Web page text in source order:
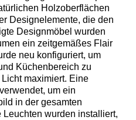
Holzoberflächen
Designelemente, die den
Designmöbel wurden
ein zeitgemäßes Flair
neu konfiguriert, um
Küchenbereich zu
maximiert. Eine
um ein
in der gesamten
wurden installiert,